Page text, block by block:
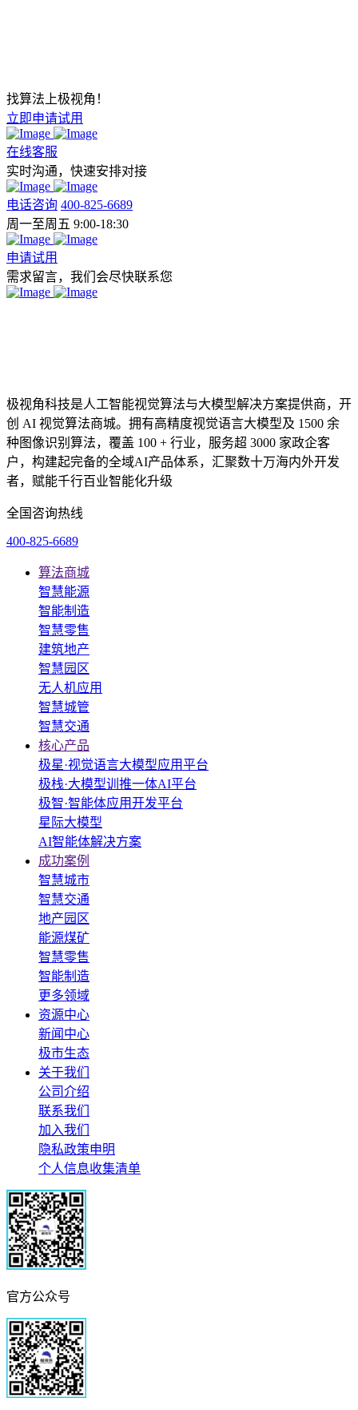
找算法上极视角！
立即申请试用
在线客服
实时沟通，快速安排对接
电话咨询 400-825-6689
周一至周五 9:00-18:30
申请试用
需求留言，我们会尽快联系您
极视角科技是人工智能视觉算法与大模型解决方案提供商，开
创 AI 视觉算法商城。拥有高精度视觉语言大模型及 1500 余
种图像识别算法，覆盖 100 + 行业，服务超 3000 家政企客
户，构建起完备的全域AI产品体系，汇聚数十万海内外开发
者，赋能千行百业智能化升级
全国咨询热线
400-825-6689
算法商城
智慧能源
智能制造
智慧零售
建筑地产
智慧园区
无人机应用
智慧城管
智慧交通
核心产品
极星·视觉语言大模型应用平台
极栈·大模型训推一体AI平台
极智·智能体应用开发平台
星际大模型
AI智能体解决方案
成功案例
智慧城市
智慧交通
地产园区
能源煤矿
智慧零售
智能制造
更多领域
资源中心
新闻中心
极市生态
关于我们
公司介绍
联系我们
加入我们
隐私政策申明
个人信息收集清单
官方公众号